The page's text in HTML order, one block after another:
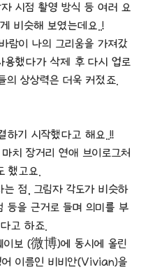
시점 촬영 방식 등 여러 요
비슷해 보였는데요..!
람이 나의 그리움을 가져갔
다가 삭제 후 다시 업로
상상력은 더욱 커졌죠.
하기 시작했다고 해요..!!
치 장거리 연애 브이로그처
했고요.
점, 그림자 각도가 비슷하
등을 근거로 들며 의미를 부
고 하죠.
보 (微博)에 동시에 올린
이름인 비비안(Vivian)을